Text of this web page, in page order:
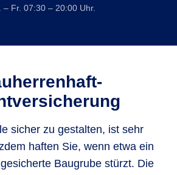
– Fr. 07:30 – 20:00 Uhr.
sicher zu gestalten, ist sehr
haften Sie, wenn etwa ein
Baugrube stürzt. Die